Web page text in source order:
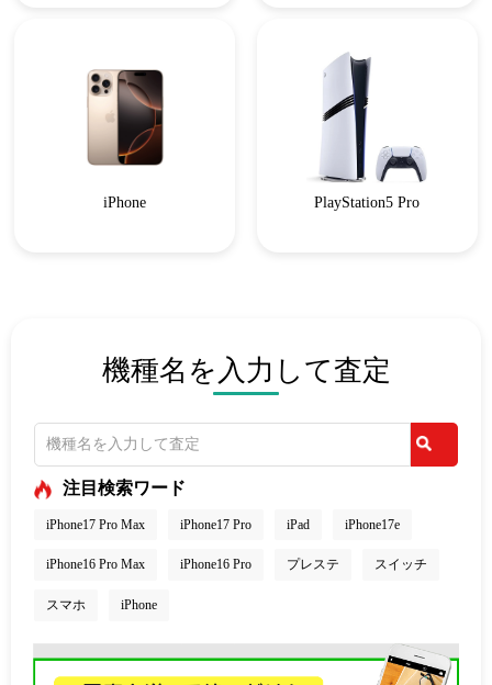
iPhone PlayStation5 Pro
機種名を入力して査定
注目検索ワード
iPhone17 Pro Max iPhone17 Pro iPad iPhone17e
iPhone16 Pro Max iPhone16 Pro プレステ スイッチ
スマホ iPhone